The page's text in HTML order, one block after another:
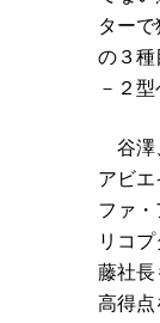
ター
の３種
－２型
谷澤
アビ
ファ
リコ
藤社長
高得点